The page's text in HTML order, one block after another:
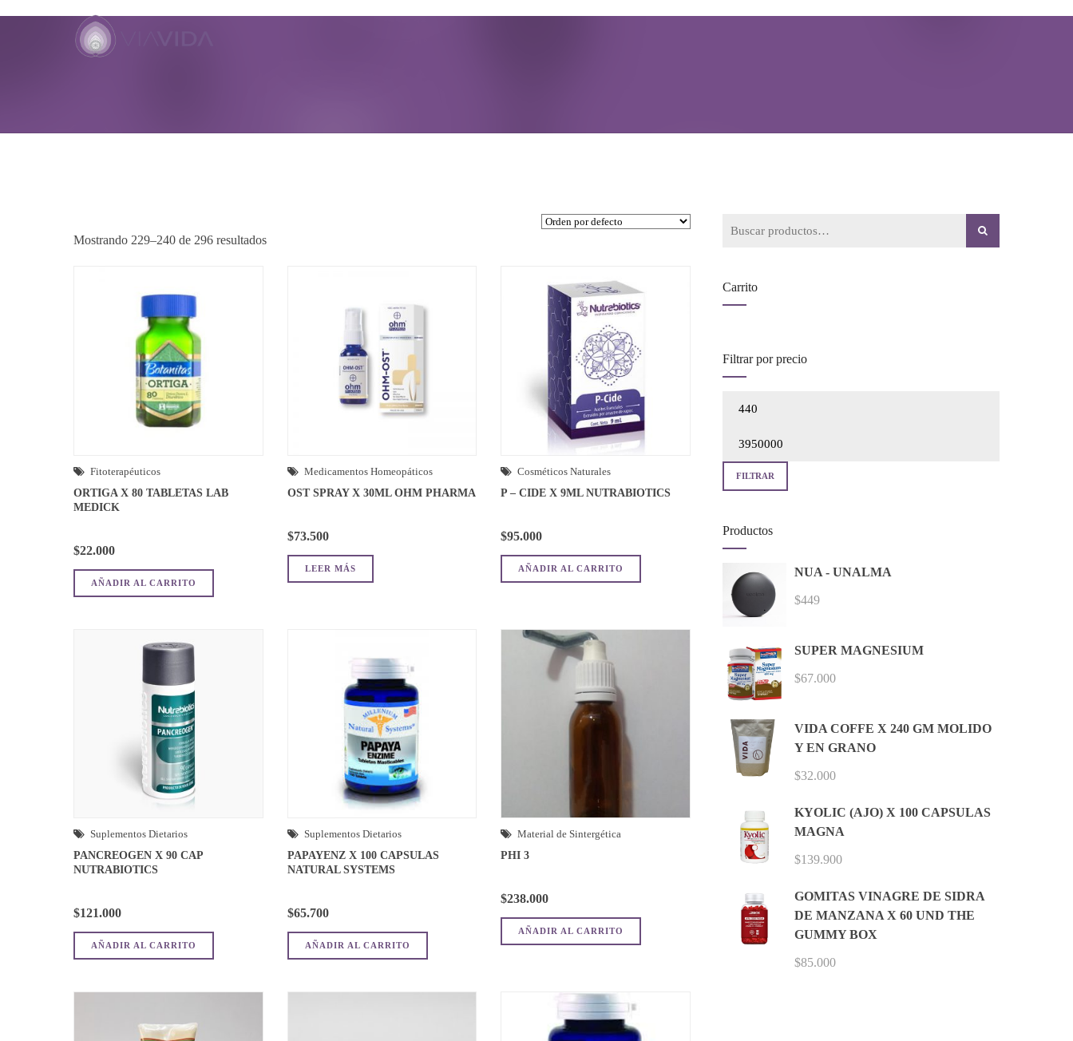
Mostrando 229–240 de 296 resultados
Fitoterapéuticos
ORTIGA X 80 TABLETAS LAB
MEDICK
$22.000
AÑADIR AL CARRITO
Medicamentos Homeopáticos
OST SPRAY X 30ML OHM PHARMA
$73.500
LEER MÁS
Cosméticos Naturales
P – CIDE X 9ML NUTRABIOTICS
$95.000
AÑADIR AL CARRITO
Suplementos Dietarios
PANCREOGEN X 90 CAP
NUTRABIOTICS
$121.000
AÑADIR AL CARRITO
Suplementos Dietarios
PAPAYENZ X 100 CAPSULAS
NATURAL SYSTEMS
$65.700
AÑADIR AL CARRITO
Material de Sintergética
PHI 3
$238.000
AÑADIR AL CARRITO
Carrito
Filtrar por precio
FILTRAR
Productos
NUA - UNALMA
$449
SUPER MAGNESIUM
$67.000
VIDA COFFE X 240 GM MOLIDO
Y EN GRANO
$32.000
KYOLIC (AJO) X 100 CAPSULAS
MAGNA
$139.900
GOMITAS VINAGRE DE SIDRA
DE MANZANA X 60 UND THE
GUMMY BOX
$85.000